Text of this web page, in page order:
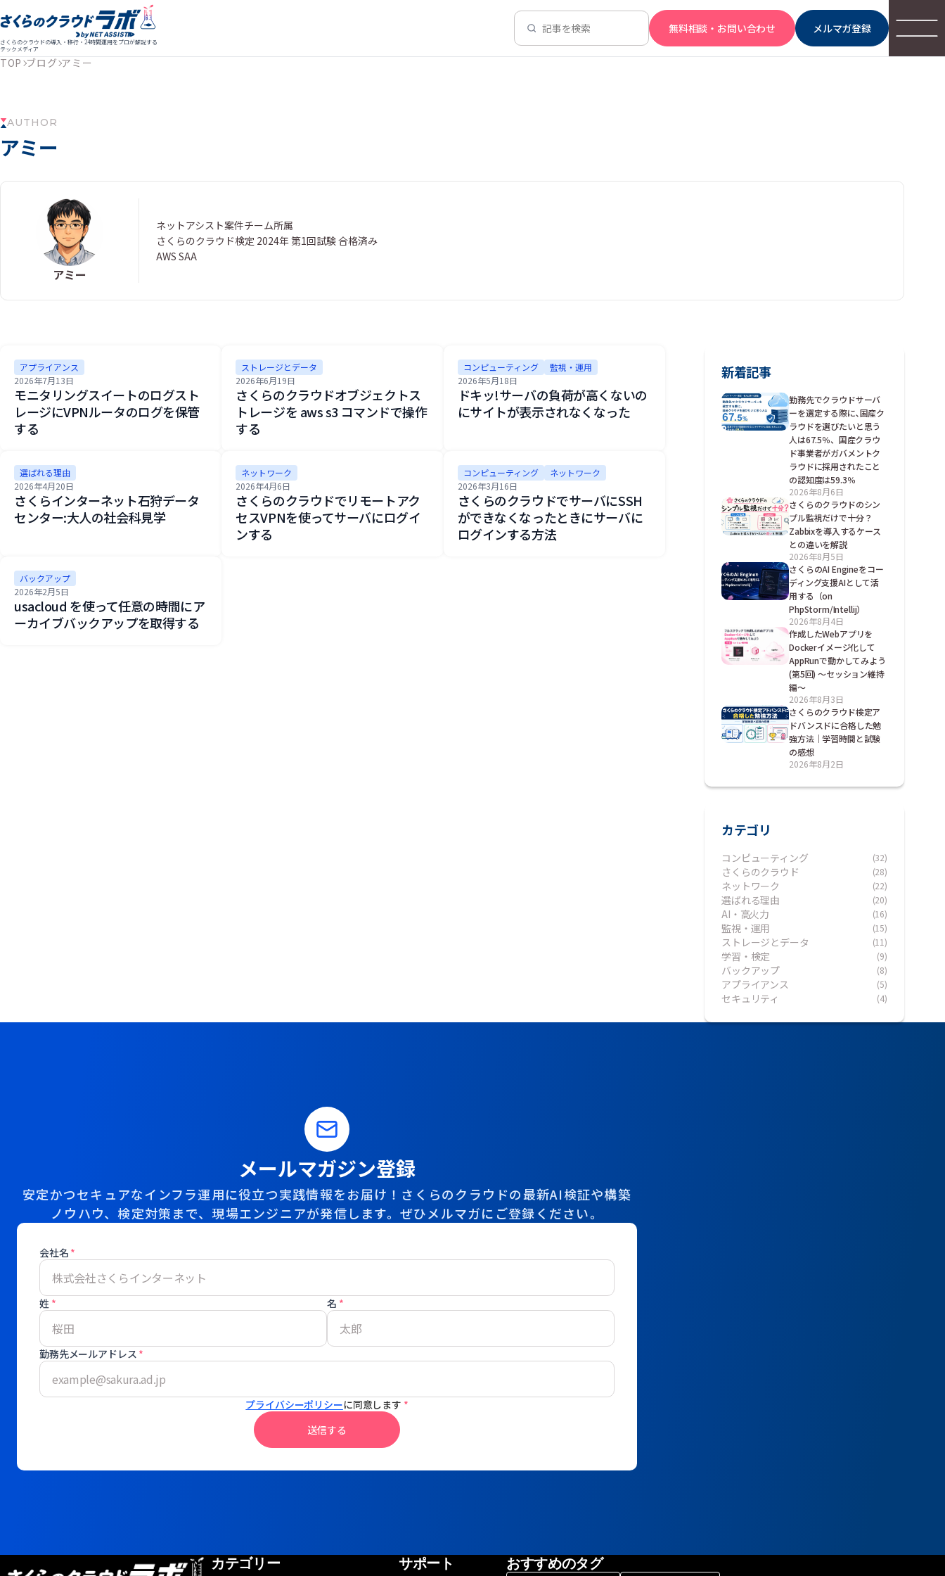
さくらのクラウドの導入・移行・24時間運用をプロが解説する
テックメディア
記事を検索 無料相談・お問い合わせ メルマガ登録
TOP ブログ アミー
AUTHOR
アミー
アミー
ネットアシスト案件チーム所属
さくらのクラウド検定 2024年 第1回試験 合格済み
AWS SAA
アプライアンス
2026年7月13日
モニタリングスイートのログスト
レージにVPNルータのログを保管
する
ストレージとデータ
2026年6月19日
さくらのクラウドオブジェクトス
トレージを aws s3 コマンドで操作
する
コンピューティング
監視・運用
2026年5月18日
ドキッ!サーバの負荷が高くないの
にサイトが表示されなくなった
選ばれる理由
2026年4月20日
さくらインターネット石狩データ
センター:大人の社会科見学
ネットワーク
2026年4月6日
さくらのクラウドでリモートアク
セスVPNを使ってサーバにログイ
ンする
コンピューティング
ネットワーク
2026年3月16日
さくらのクラウドでサーバにSSH
ができなくなったときにサーバに
ログインする方法
バックアップ
2026年2月5日
usacloud を使って任意の時間にア
ーカイブバックアップを取得する
新着記事
勤務先でクラウドサーバ
ーを選定する際に､国産ク
ラウドを選びたいと思う
人は67.5％、国産クラウ
ド事業者がガバメントク
ラウドに採用されたこと
の認知度は59.3％
2026年8月6日
さくらのクラウドのシン
プル監視だけで十分？
Zabbixを導入するケース
との違いを解説
2026年8月5日
さくらのAI Engineをコー
ディング支援AIとして活
用する（on
PhpStorm/Intellij）
2026年8月4日
作成したWebアプリを
Dockerイメージ化して
AppRunで動かしてみよう
(第5回) ～セッション維持
編～
2026年8月3日
さくらのクラウド検定ア
ドバンスドに合格した勉
強方法｜学習時間と試験
の感想
2026年8月2日
カテゴリ
コンピューティング (32)
さくらのクラウド (28)
ネットワーク (22)
選ばれる理由 (20)
AI・高火力 (16)
監視・運用 (15)
ストレージとデータ (11)
学習・検定 (9)
バックアップ (8)
アプライアンス (5)
セキュリティ (4)
メールマガジン登録
安定かつセキュアなインフラ運用に役立つ実践情報をお届け！さくらのクラウドの最新AI検証や構築
ノウハウ、検定対策まで、現場エンジニアが発信します。ぜひメルマガにご登録ください。
会社名 *
姓 * 名 *
勤務先メールアドレス *
プライバシーポリシーに同意します *
送信する
カテゴリー サポート おすすめのタグ